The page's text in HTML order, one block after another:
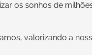
os sonhos de
valorizando a